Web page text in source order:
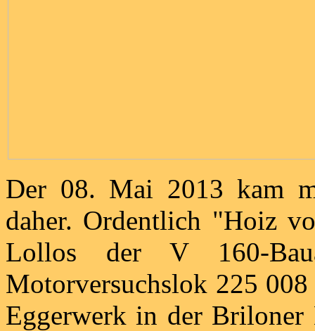
Der 08. Mai 2013 kam
daher. Ordentlich "Hoiz
Lollos der V 160-
Motorversuchslok 225
Eggerwerk in der